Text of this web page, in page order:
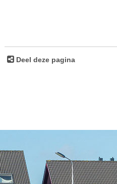
Deel deze pagina